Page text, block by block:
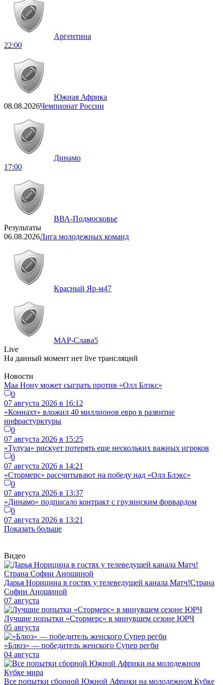
Аргентина
22:00
Южная Африка
08.08.2026Чемпионат России
Динамо
17:00
ВВА-Подмосковье
Результаты
06.08.2026Лига молодежных команд
Красный Яр-м47
МАР-Слава5
Live
На данный момент нет live трансляций
Новости
Маа Нону может сыграть против «Олл Блэкс»
0
07 августа 2026 в 16:12
«Коннахт» вложил 40 миллионов евро в развитие
инфрастурктуры
0
07 августа 2026 в 15:25
«Тулуза» рискует потерять еще нескольких важных игроков
0
07 августа 2026 в 14:21
«Стормерс» рассчитывают на победу над «Олл Блэкс»
0
07 августа 2026 в 13:37
«Динамо» подписало контракт с грузинским форвардом
0
07 августа 2026 в 13:21
Показать больше
Видео
Дарья Норицина в гостях у телеведущей канала Матч!Страна
Софии Аношиной
07 августа
Лучшие попытки «Стормерс» в минувшем сезоне ЮРЧ
05 августа
«Блюз» — победитель женского Супер регби
04 августа
Все попытки сборной Южной Африки на молодежном Кубке